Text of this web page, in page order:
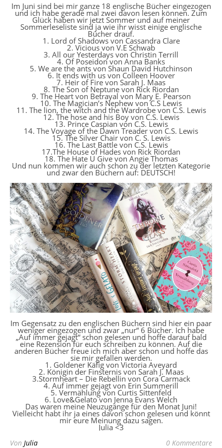
Im Juni sind bei mir ganze 18 englische Bücher eingezogen
und ich habe gerade mal zwei davon lesen können. Zum
Glück haben wir jetzt Sommer und auf meiner
Sommerleseliste sind ja wie ihr wisst einige englische
Bücher drauf.
1. Lord of Shadows von Cassandra Clare
2. Vicious von V.E Schwab
3. All our Yesterdays von Christin Terrill
4. Of Poseidon von Anna Banks
5. We are the ants von Shaun David Hutchinson
6. It ends with us von Colleen Hoover
7. Heir of Fire von Sarah J. Maas
8. The Son of Neptune von Rick Riordan
9. The Heart von Betrayal von Mary E. Pearson
10. The Magician’s Nephew von C.S Lewis
11. The lion, the witch and the Wardrobe von C.S. Lewis
12. The hose and his Boy von C.S. Lewis
13. Prince Caspian von C.S. Lewis
14. The Voyage of the Dawn Treader von C.S. Lewis
15. The Silver Chair von C. S. Lewis
16. The Last Battle von C.S. Lewis
17.The House of Hades von Rick Riordan
18. The Hate U Give von Angie Thomas
Und nun kommen wir auch schon zu der letzten Kategorie
und zwar den Büchern auf: DEUTSCH!
Im Gegensatz zu den englischen Büchern sind hier ein paar
weniger eingezogen und zwar „nur“ 6 Bücher. Ich habe
„Auf immer gejagt“ schon gelesen und hoffe darauf bald
eine Rezension für euch schreiben zu können. Auf die
anderen Bücher freue ich mich aber schon und hoffe das
sie mir gefallen werden.
1. Goldener Käfig von Victoria Aveyard
2. Königin der Finsternis von Sarah J. Maas
3.Stormheart – Die Rebellin von Cora Carmack
4. Auf immer gejagt von Erin Summerill
5. Vermählung von Curtis Sittenfeld
6. Love&Gelato von Jenna Evans Welch
Das waren meine Neuzugänge für den Monat Juni!
Vielleicht habt ihr ja eines davon schon gelesen und könnt
mir eure Meinung dazu sagen.
Julia <3
Von Julia 0 Kommentare